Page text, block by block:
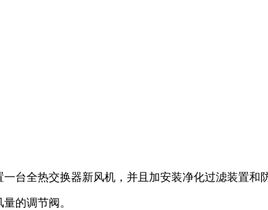
台全热交换器新风机，并且加安装净化过滤装置和
的调节阀。